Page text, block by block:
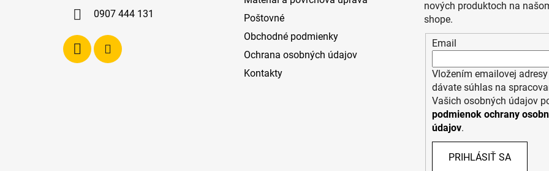
0907 444 131
Poštovné
Obchodné podmienky
Ochrana osobných údajov
Kontakty
nových produktoch na
shope.
Email
Vložením emailovej adresy
dávate súhlas na
Vašich osobných údajov
podmienok ochrany
údajov.
PRIHLÁSIŤ SA